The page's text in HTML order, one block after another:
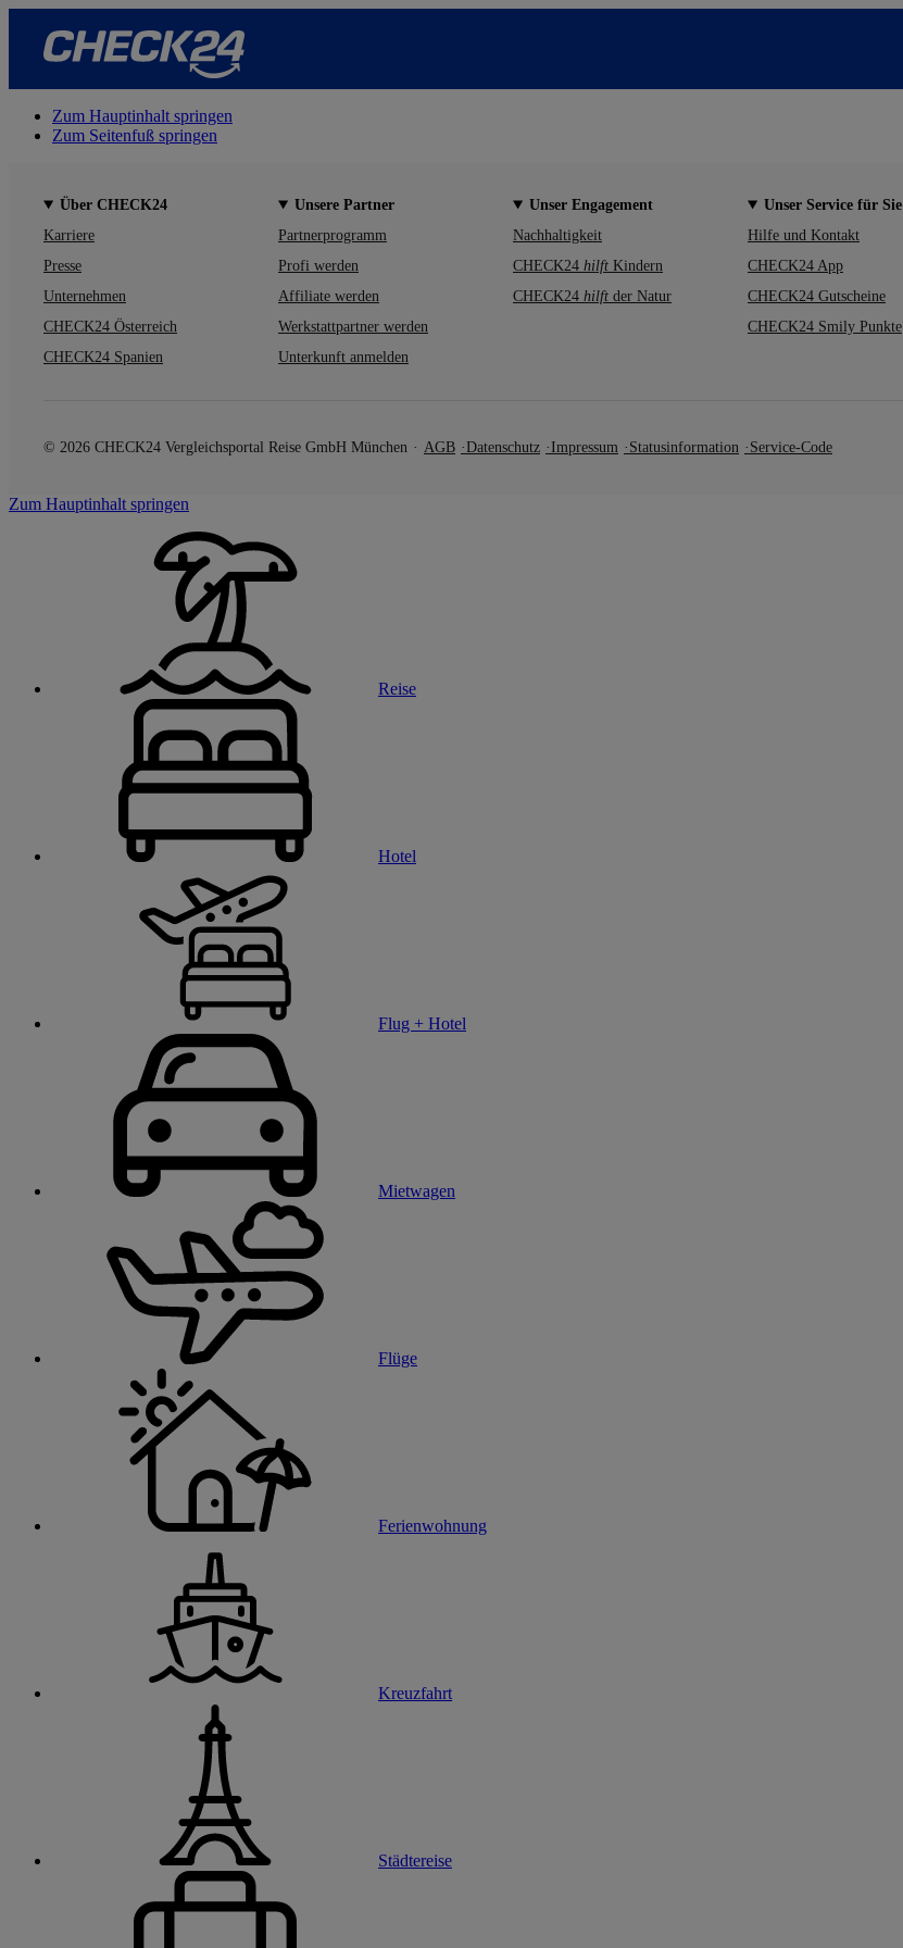
Zum Hauptinhalt springen
Zum Seitenfuß springen
Über CHECK24
Karriere
Presse
Unternehmen
CHECK24 Österreich
CHECK24 Spanien
Unsere Partner
Partnerprogramm
Profi werden
Affiliate werden
Werkstattpartner werden
Unterkunft anmelden
Unser Engagement
Nachhaltigkeit
CHECK24 hilft Kindern
CHECK24 hilft der Natur
Unser Service für Sie
Hilfe und Kontakt
CHECK24 App
CHECK24 Gutscheine
CHECK24 Smily Punkte
© 2026 CHECK24 Vergleichsportal Reise GmbH München AGB Datenschutz Impressum Statusinformation Service-Code
Zum Hauptinhalt springen
Reise
Hotel
Flug + Hotel
Mietwagen
Flüge
Ferienwohnung
Kreuzfahrt
Städtereise